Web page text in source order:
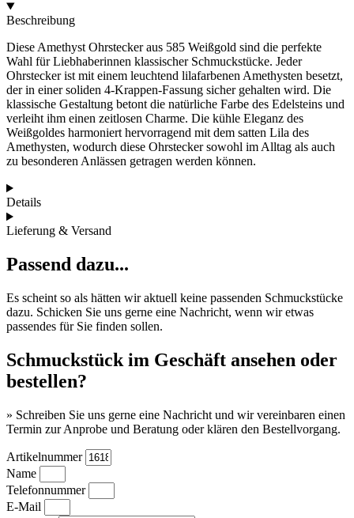
Beschreibung
Diese Amethyst Ohrstecker aus 585 Weißgold sind die perfekte
Wahl für Liebhaberinnen klassischer Schmuckstücke. Jeder
Ohrstecker ist mit einem leuchtend lilafarbenen Amethysten besetzt,
der in einer soliden 4-Krappen-Fassung sicher gehalten wird. Die
klassische Gestaltung betont die natürliche Farbe des Edelsteins und
verleiht ihm einen zeitlosen Charme. Die kühle Eleganz des
Weißgoldes harmoniert hervorragend mit dem satten Lila des
Amethysten, wodurch diese Ohrstecker sowohl im Alltag als auch
zu besonderen Anlässen getragen werden können.
Details
Lieferung & Versand
Passend dazu...
Es scheint so als hätten wir aktuell keine passenden Schmuckstücke
dazu. Schicken Sie uns gerne eine Nachricht, wenn wir etwas
passendes für Sie finden sollen.
Schmuckstück im Geschäft ansehen oder
bestellen?
» Schreiben Sie uns gerne eine Nachricht und wir vereinbaren einen
Termin zur Anprobe und Beratung oder klären den Bestellvorgang.
Artikelnummer
Name
Telefonnummer
E-Mail